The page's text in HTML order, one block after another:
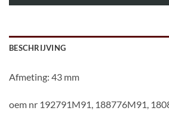
BESCHRIJVING
Afmeting: 43 mm
oem nr 192791M91, 188776M91,